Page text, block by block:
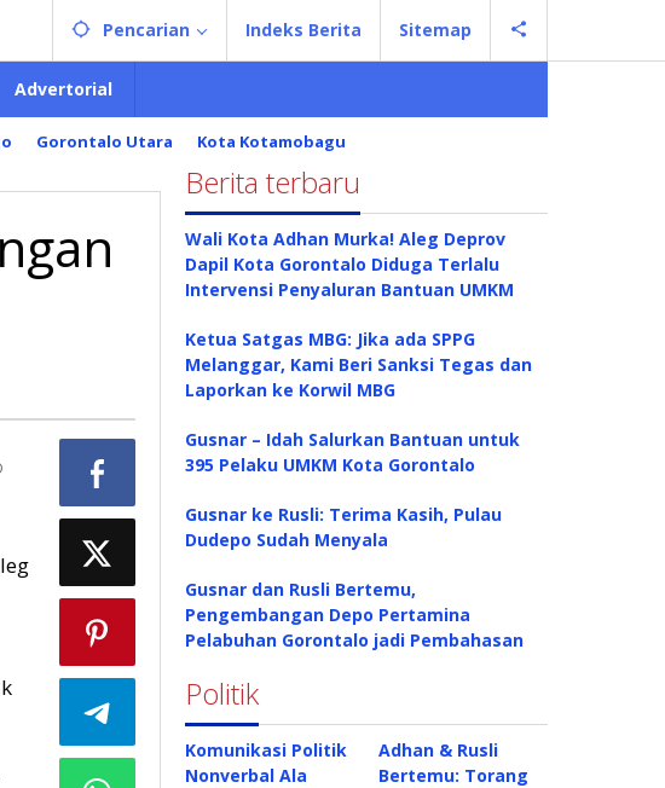
Pencarian Indeks Berita Sitemap
Advertorial
Gorontalo Utara Kota Kotamobagu
Berita terbaru
Wali Kota Adhan Murka! Aleg Deprov
Dapil Kota Gorontalo Diduga Terlalu
Intervensi Penyaluran Bantuan UMKM
Ketua Satgas MBG: Jika ada SPPG
Melanggar, Kami Beri Sanksi Tegas dan
Laporkan ke Korwil MBG
Gusnar – Idah Salurkan Bantuan untuk
395 Pelaku UMKM Kota Gorontalo
Gusnar ke Rusli: Terima Kasih, Pulau
Dudepo Sudah Menyala
Gusnar dan Rusli Bertemu,
Pengembangan Depo Pertamina
Pelabuhan Gorontalo jadi Pembahasan
Politik
Komunikasi Politik
Nonverbal Ala
Adhan & Rusli
Bertemu: Torang